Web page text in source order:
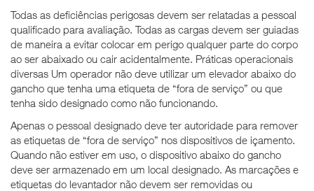
Todas as deficiências perigosas devem ser relatadas a pessoal
qualificado para avaliação. Todas as cargas devem ser guiadas
de maneira a evitar colocar em perigo qualquer parte do corpo
ao ser abaixado ou cair acidentalmente. Práticas operacionais
diversas Um operador não deve utilizar um elevador abaixo do
gancho que tenha uma etiqueta de “fora de serviço” ou que
tenha sido designado como não funcionando.
Apenas o pessoal designado deve ter autoridade para remover
as etiquetas de “fora de serviço” nos dispositivos de içamento.
Quando não estiver em uso, o dispositivo abaixo do gancho
deve ser armazenado em um local designado. As marcações e
etiquetas do levantador não devem ser removidas ou